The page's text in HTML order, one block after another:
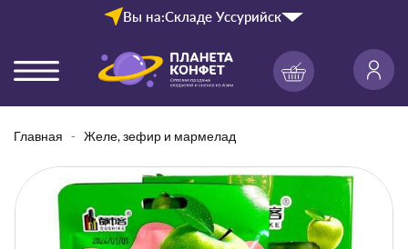
Вы на:Складе Уссурийск
Главная Желе, зефир и мармелад